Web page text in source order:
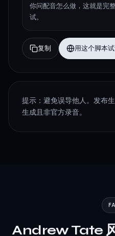
你问配音怎么做，这就是完
试。
复制 用这个脚本
提示：避免误导他人。发布
生成且非官方录音。
Andrew Tate